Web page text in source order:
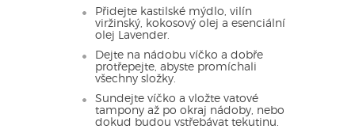
Přidejte kastilské mýdlo, vilín
viržinský, kokosový olej a esenciální
olej Lavender.
Dejte na nádobu víčko a dobře
protřepejte, abyste promíchali
všechny složky.
Sundejte víčko a vložte vatové
tampony až po okraj nádoby, nebo
dokud budou vstřebávat tekutinu.